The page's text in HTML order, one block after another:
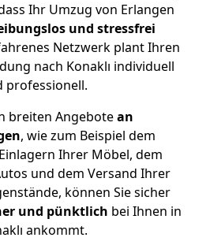
Ihr Umzug von Erlangen
und stressfrei
Netzwerk plant Ihren
nach Konaklı individuell
professionell.
breiten Angebotean
, wie zum Beispiel dem
Ihrer Möbel, dem
und dem Versand Ihrer
können Sie sicher
und pünktlich bei Ihnen in
ankommt.